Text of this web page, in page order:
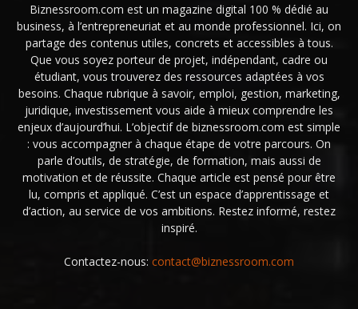
Biznessroom.com est un magazine digital 100 % dédié au
business, à l’entrepreneuriat et au monde professionnel. Ici, on
partage des contenus utiles, concrets et accessibles à tous.
Que vous soyez porteur de projet, indépendant, cadre ou
étudiant, vous trouverez des ressources adaptées à vos
besoins. Chaque rubrique à savoir, emploi, gestion, marketing,
juridique, investissement vous aide à mieux comprendre les
enjeux d’aujourd’hui. L’objectif de biznessroom.com est simple
: vous accompagner à chaque étape de votre parcours. On
parle d’outils, de stratégie, de formation, mais aussi de
motivation et de réussite. Chaque article est pensé pour être
lu, compris et appliqué. C’est un espace d’apprentissage et
d’action, au service de vos ambitions. Restez informé, restez
inspiré.
Contactez-nous: contact@biznessroom.com